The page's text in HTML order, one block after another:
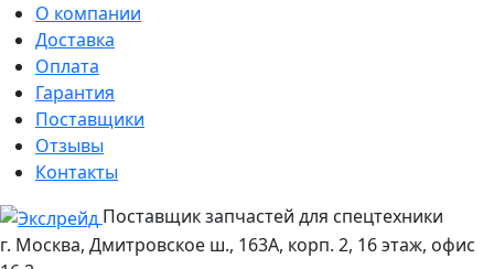
О компании
Доставка
Оплата
Гарантия
Поставщики
Отзывы
Контакты
Поставщик запчастей для спецтехники
г. Москва, Дмитровское ш., 163А, корп. 2, 16 этаж, офис